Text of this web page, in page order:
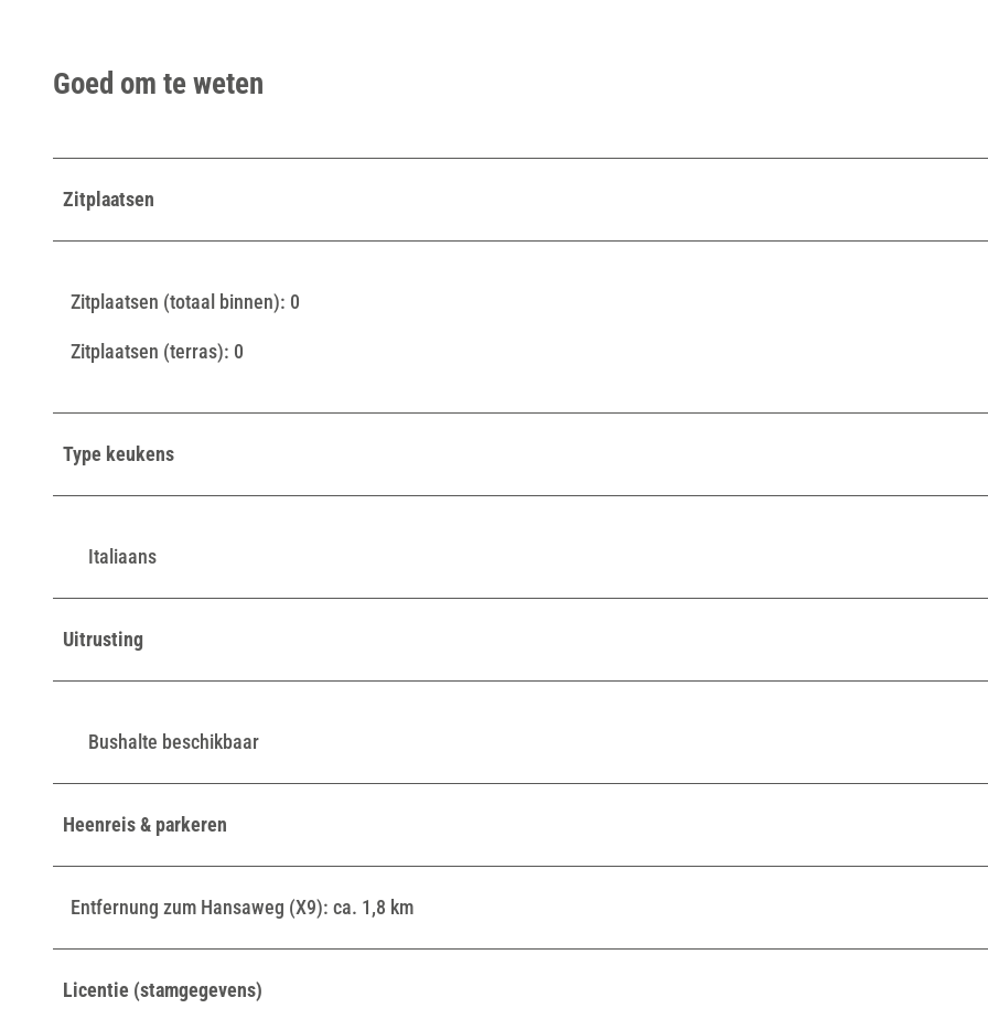
Goed om te weten
Zitplaatsen
Zitplaatsen (totaal binnen): 0
Zitplaatsen (terras): 0
Type keukens
Italiaans
Uitrusting
Bushalte beschikbaar
Heenreis & parkeren
Entfernung zum Hansaweg (X9): ca. 1,8 km
Licentie (stamgegevens)